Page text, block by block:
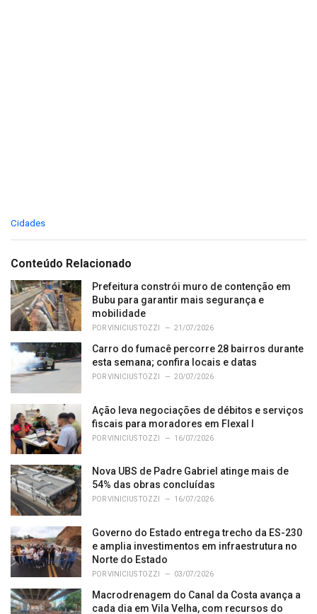
C
e
o
r
i
e
:
Cidades
Conteúdo Relacionado
Prefeitura constrói muro de contenção em
Bubu para garantir mais segurança e
mobilidade
PORVINICIUS TOZZI 21/07/2026
Carro do fumacê percorre 28 bairros durante
esta semana; confira locais e datas
PORVINICIUS TOZZI 20/07/2026
Ação leva negociações de débitos e serviços
fiscais para moradores em Flexal I
PORVINICIUS TOZZI 16/07/2026
Nova UBS de Padre Gabriel atinge mais de
54% das obras concluídas
PORVINICIUS TOZZI 16/07/2026
Governo do Estado entrega trecho da ES-230
e amplia investimentos em infraestrutura no
Norte do Estado
PORVINICIUS TOZZI 03/07/2026
Macrodrenagem do Canal da Costa avança a
cada dia em Vila Velha, com recursos do